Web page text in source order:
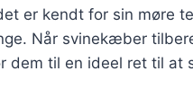
er kendt for sin møre
Når svinekæber
dem til en ideel ret til at